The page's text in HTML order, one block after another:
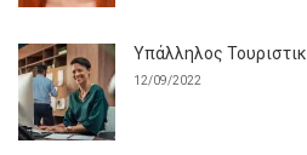
Υπάλληλος
12/09/2022